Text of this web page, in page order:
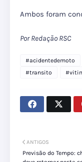
Ambos foram
Por Redação RSC
#acidentedemoto
#transito
ANTIGOS
Previsão do Tempo: